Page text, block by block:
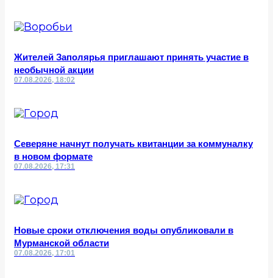
Жителей Заполярья приглашают принять участие в
необычной акции
07.08.2026, 18:02
Северяне начнут получать квитанции за коммуналку
в новом формате
07.08.2026, 17:31
Новые сроки отключения воды опубликовали в
Мурманской области
07.08.2026, 17:01